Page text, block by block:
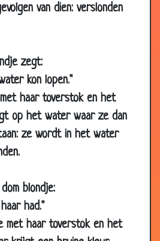
van dien: verslonden
zegt:
kon lopen."
haar toverstok en het
op het water waar ze dan
ze wordt in het water
blondje:
had."
met haar toverstok en het
3.76
en de vlieg
3.12
3.77
per uur